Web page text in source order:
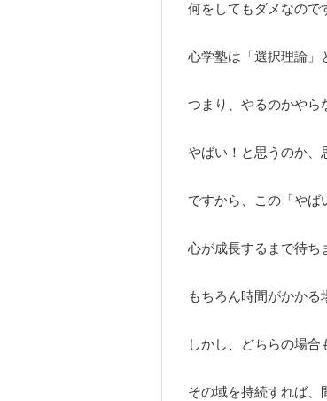
何をしてもダメなので
心学塾は「選択理論」
つまり、やるのかやら
やばい！と思うのか、
ですから、この「やば
心が成長するまで待ち
もちろん時間がかかる
しかし、どちらの場合
その域を持続すれば、